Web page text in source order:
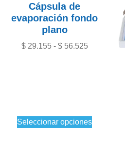
Cápsula de
evaporación fondo
plano
$29.155 - $56.525
Seleccionar opciones